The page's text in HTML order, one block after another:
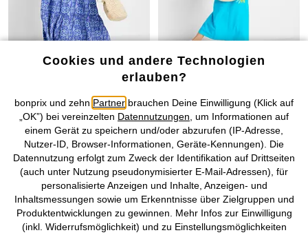
Maxikleid aus reiner Viskose
CHF 22,95
Maxikleid aus reiner Baumwolle
(2er Pack)
CHF 39,95
Cookies und andere Technologien
erlauben?
bonprix und zehn Partner brauchen Deine Einwilligung (Klick auf
„OK”) bei vereinzelten Datennutzungen , um Informationen auf
einem Gerät zu speichern und/oder abzurufen (IP-Adresse,
Nutzer-ID, Browser-Informationen, Geräte-Kennungen). Die
Datennutzung erfolgt zum Zweck der Identifikation auf Drittseiten
(auch unter Nutzung pseudonymisierter E-Mail-Adressen), für
personalisierte Anzeigen und Inhalte, Anzeigen- und
Inhaltsmessungen sowie um Erkenntnisse über Zielgruppen und
Produktentwicklungen zu gewinnen. Mehr Infos zur Einwilligung
(inkl. Widerrufsmöglichkeit) und zu Einstellungsmöglichkeiten